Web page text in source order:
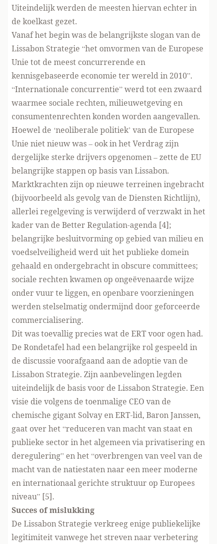
Uiteindelijk werden de meesten hiervan echter in
de koelkast gezet.
Vanaf het begin was de belangrijkste slogan van de
Lissabon Strategie “het omvormen van de Europese
Unie tot de meest concurrerende en
kennisgebaseerde economie ter wereld in 2010”.
“Internationale concurrentie” werd tot een zwaard
waarmee sociale rechten, milieuwetgeving en
consumentenrechten konden worden aangevallen.
Hoewel de ‘neoliberale politiek’ van de Europese
Unie niet nieuw was – ook in het Verdrag zijn
dergelijke sterke drijvers opgenomen – zette de EU
belangrijke stappen op basis van Lissabon.
Marktkrachten zijn op nieuwe terreinen ingebracht
(bijvoorbeeld als gevolg van de Diensten Richtlijn),
allerlei regelgeving is verwijderd of verzwakt in het
kader van de Better Regulation-agenda [4];
belangrijke besluitvorming op gebied van milieu en
voedselveiligheid werd uit het publieke domein
gehaald en ondergebracht in obscure committees;
sociale rechten kwamen op ongeëvenaarde wijze
onder vuur te liggen, en openbare voorzieningen
werden stelselmatig ondermijnd door geforceerde
commercialisering.
Dit was toevallig precies wat de ERT voor ogen had.
De Rondetafel had een belangrijke rol gespeeld in
de discussie voorafgaand aan de adoptie van de
Lissabon Strategie. Zijn aanbevelingen legden
uiteindelijk de basis voor de Lissabon Strategie. Een
visie die volgens de toenmalige CEO van de
chemische gigant Solvay en ERT-lid, Baron Janssen,
gaat over het “reduceren van macht van staat en
publieke sector in het algemeen via privatisering en
deregulering” en het “overbrengen van veel van de
macht van de natiestaten naar een meer moderne
en internationaal gerichte struktuur op Europees
niveau” [5].
Succes of mislukking
De Lissabon Strategie verkreeg enige publiekelijke
legitimiteit vanwege het streven naar verbetering